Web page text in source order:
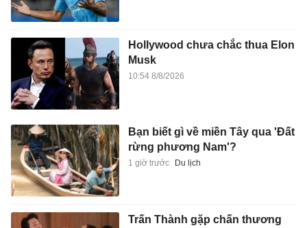
Hollywood chưa chắc thua Elon
Musk
10:54 8/8/2026
Bạn biết gì về miền Tây qua 'Đất
rừng phương Nam'?
1 giờ trước Du lịch
Trấn Thành gặp chấn thương